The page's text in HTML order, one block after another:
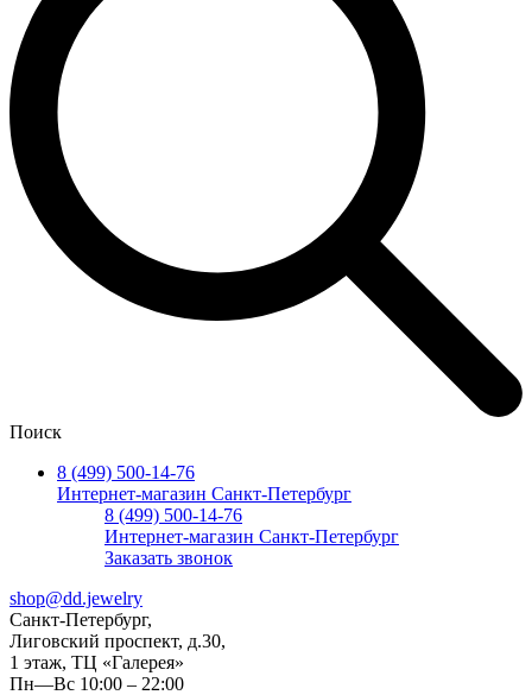
Поиск
8 (499) 500-14-76
Интернет-магазин Санкт-Петербург
8 (499) 500-14-76
Интернет-магазин Санкт-Петербург
Заказать звонок
shop@dd.jewelry
Санкт-Петербург,
Лиговский проспект, д.30,
1 этаж, ТЦ «Галерея»
Пн—Вс 10:00 – 22:00